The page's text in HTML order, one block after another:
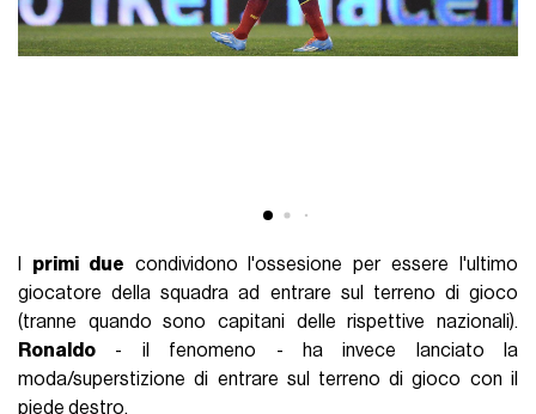
primi due condividono l'ossesione per essere l'ultimo
giocatore della squadra ad entrare sul terreno di gioco
(tranne quando sono capitani delle rispettive nazionali).
Ronaldo - il fenomeno - ha invece lanciato la
moda/superstizione di entrare sul terreno di gioco con il
piede destro.